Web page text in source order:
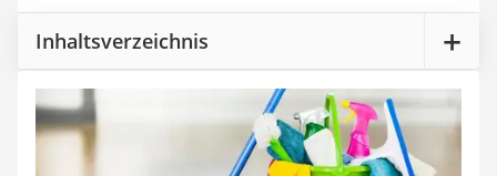
AEG-Waschmaschine
Saug-Wisch-Roboter
Milchaufschäumer
Kondenstrockner
Reiskocher
Heißwasserspender
Inhaltsverzeichnis